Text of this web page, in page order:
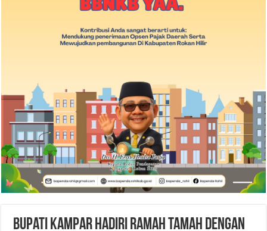
Bupati Kampar Hadiri Ramah Tamah Dengan